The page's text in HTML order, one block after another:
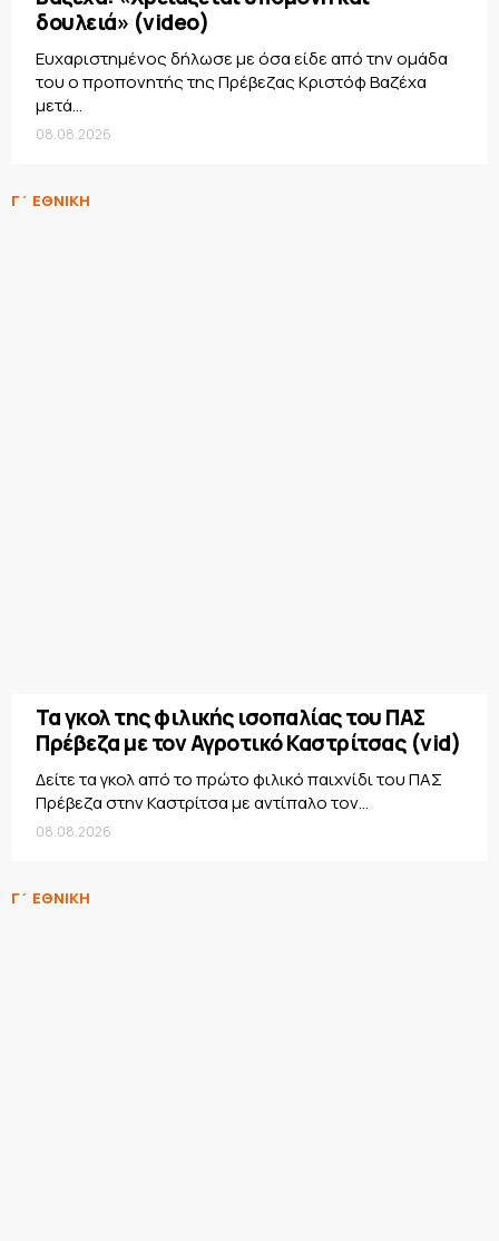
δουλειά» (video)
Ευχαριστημένος δήλωσε με όσα είδε από την ομάδα
του ο προπονητής της Πρέβεζας Κριστόφ Βαζέχα
μετά...
08.08.2026
Γ΄ ΕΘΝΙΚΗ
Τα γκολ της φιλικής ισοπαλίας του ΠΑΣ
Πρέβεζα με τον Αγροτικό Καστρίτσας (vid)
Δείτε τα γκολ από το πρώτο φιλικό παιχνίδι του ΠΑΣ
Πρέβεζα στην Καστρίτσα με αντίπαλο τον...
08.08.2026
Γ΄ ΕΘΝΙΚΗ